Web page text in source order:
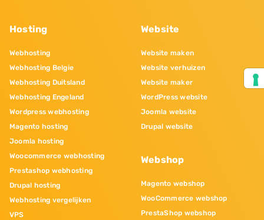
Hosting
Webhosting
Webhosting Belgie
Webhosting Duitsland
Webhosting Engeland
Wordpress webhosting
Magento hosting
Joomla hosting
Woocommerce webhosting
Prestashop webhosting
Drupal hosting
Webhosting vergelijken
VPS
Website
Website maken
Website verhuizen
Website maker
WordPress website
Joomla website
Drupal website
Webshop
Magento webshop
WooCommerce webshop
PrestaShop webshop